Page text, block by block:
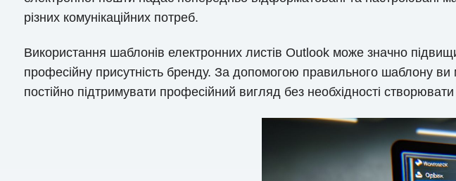
різних комунікаційних потреб.
Використання шаблонів електронних листів Outlook може значно
професійну присутність бренду. За допомогою правильного шаблону
постійно підтримувати професійний вигляд без необхідності